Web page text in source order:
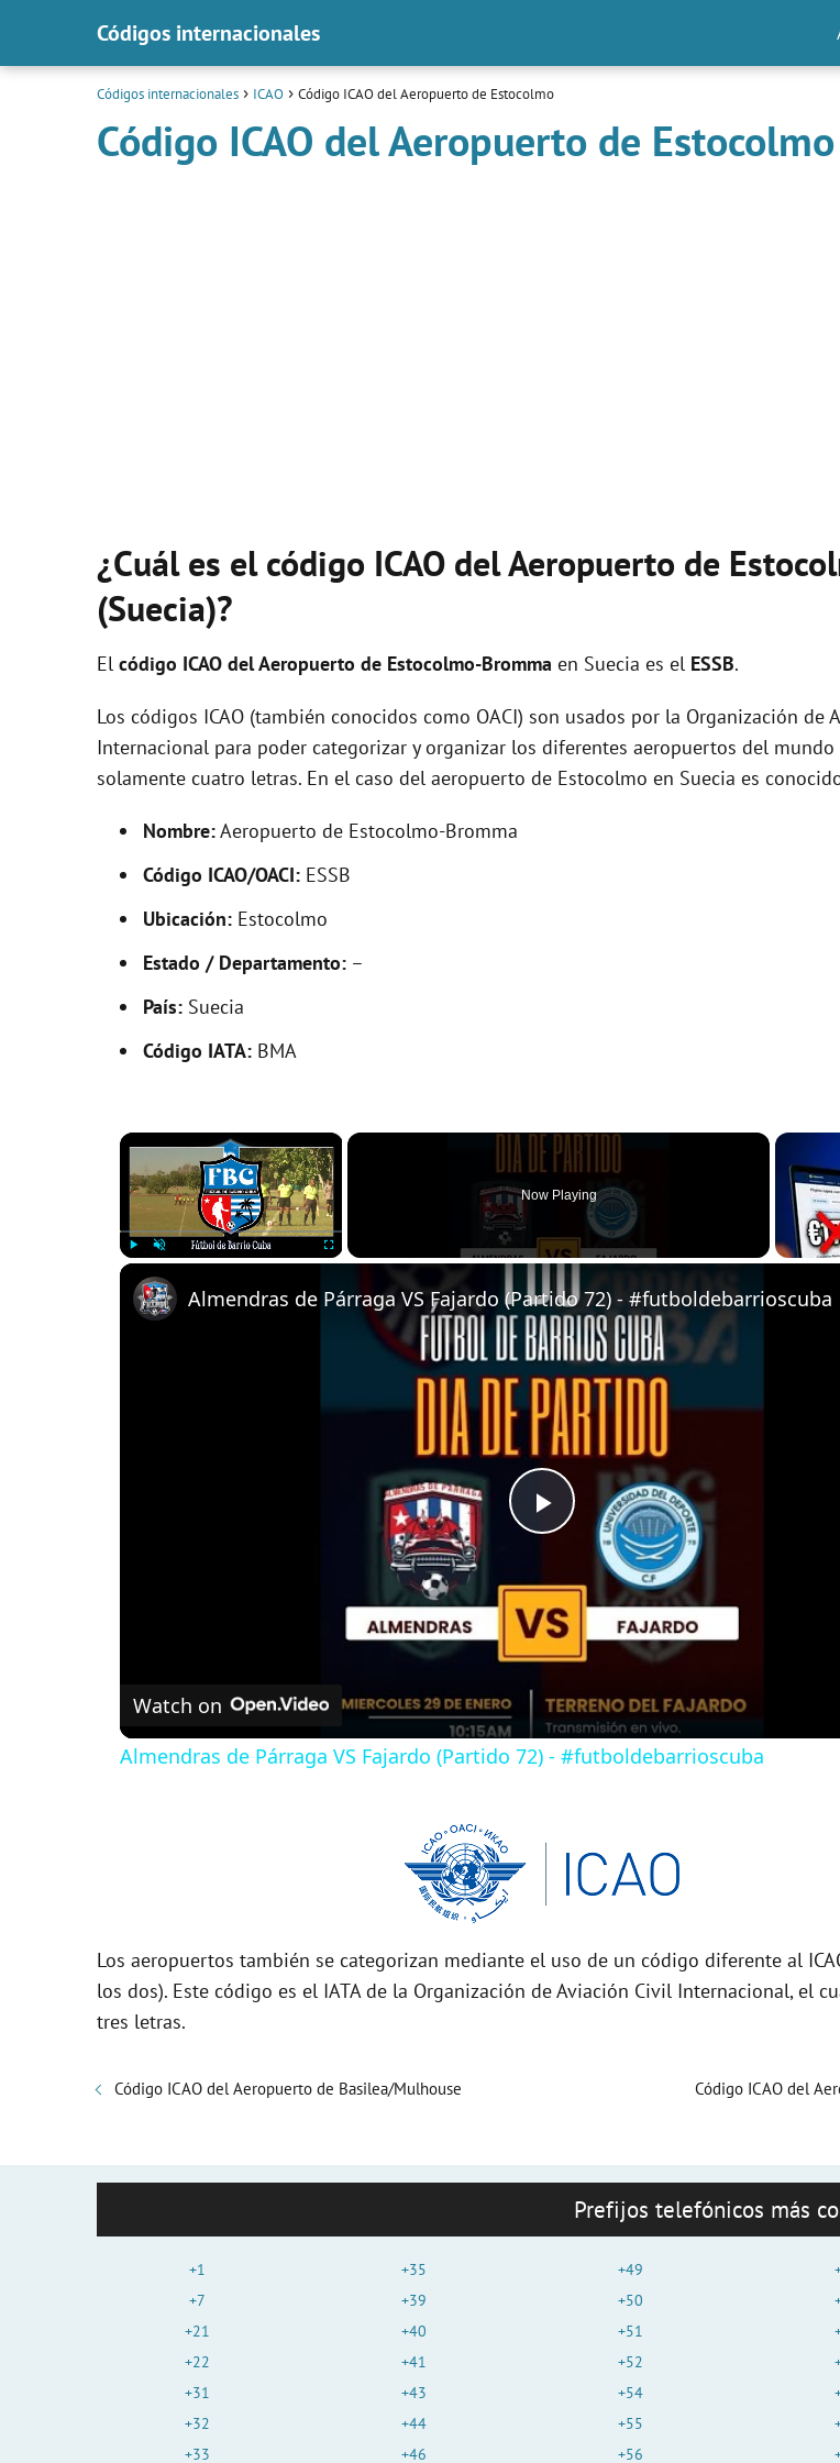
Códigos internacionales
Códigos internacionales ICAO Código ICAO del Aeropuerto de Estocolmo
Código ICAO del Aeropuerto de Estocolmo
¿Cuál es el código ICAO del Aeropuerto de
(Suecia)?
El código ICAO delAeropuerto de Estocolmo-Bromma en Suecia es el ESSB.
Los códigos ICAO (también conocidos como OACI) son usados por la Organización de
Internacional para poder categorizar y organizar los diferentes aeropuertos del mundo
solamente cuatro letras. En el caso del aeropuerto de Estocolmo en Suecia es
Nombre:Aeropuerto de Estocolmo-Bromma
Código ICAO/OACI: ESSB
Ubicación: Estocolmo
Estado / Departamento: –
País: Suecia
Código IATA: BMA
×
Now Playing
P
l
a
y
e
Almendras de Párraga VS Fajardo (Partido 72) - #futboldebarrioscuba
Watch on
Almendras de Párraga VS Fajardo (Partido 72) - #futboldebarrioscuba
Los aeropuertos también se categorizan mediante el uso de un código diferente al
los dos). Este código es el IATA de la Organización de Aviación Civil Internacional, el
tres letras.
Código ICAO del Aeropuerto de Basilea/Mulhouse Código ICAO del
Prefijos telefónicos más
+1
+7
+21
+22
+31
+32
+33
+35
+39
+40
+41
+43
+44
+46
+49
+50
+51
+52
+54
+55
+56